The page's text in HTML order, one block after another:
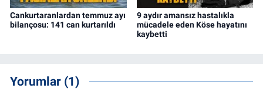
Cankurtaranlardan temmuz ayı
bilançosu: 141 can kurtarıldı
9 aydır amansız hastalıkla
mücadele eden Köse hayatını
kaybetti
Yorumlar (1)